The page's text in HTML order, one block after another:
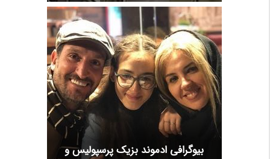
بیوگرافی ادموند بزیک پرسپولیس و